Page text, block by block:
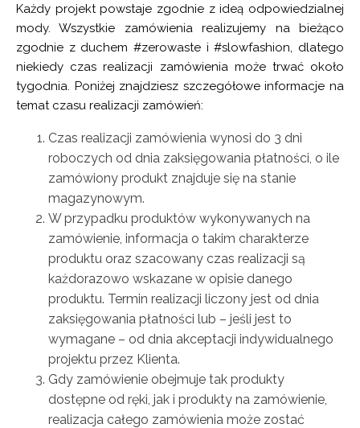
To ta sama forma, którą pokochałyście: bez
zapięcia, bez podszewek, luźna, z rękawem przed
nadgarstek i długością do talii. Surowy len pięknie
współgra z delikatnością haftu – tworząc subtelną
całość, która dodaje głębi nawet najprostszej
stylizacji.
Marynarka idealna dla kobiet, które czują więź z
naturą i kulturą – ale nie potrzebują tego krzyczeć.
Magda ma 160 cm i nosi rozmiar XS.
SZCZEGÓŁY
WYMIARY
Każdy projekt powstaje zgodnie z ideą odpowiedzialnej
mody. Wszystkie zamówienia realizujemy na bieżąco
zgodnie z duchem #zerowaste i #slowfashion, dlatego
niekiedy czas realizacji zamówienia może trwać około
tygodnia. Poniżej znajdziesz szczegółowe informacje na
temat czasu realizacji zamówień:
Czas realizacji zamówienia wynosi do 3 dni
roboczych od dnia zaksięgowania płatności, o ile
zamówiony produkt znajduje się na stanie
magazynowym.
W przypadku produktów wykonywanych na
zamówienie, informacja o takim charakterze
produktu oraz szacowany czas realizacji są
każdorazowo wskazane w opisie danego
produktu. Termin realizacji liczony jest od dnia
zaksięgowania płatności lub – jeśli jest to
wymagane – od dnia akceptacji indywidualnego
projektu przez Klienta.
Gdy zamówienie obejmuje tak produkty
dostępne od ręki, jak i produkty na zamówienie,
realizacja całego zamówienia może zostać